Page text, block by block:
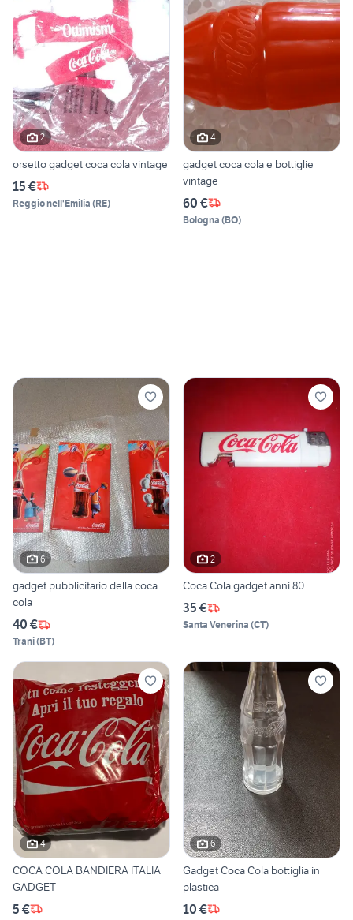
2
orsetto gadget coca cola vintage
15 €
Reggio nell'Emilia (RE)
4
gadget coca cola e bottiglie
vintage
60 €
Bologna (BO)
6
gadget pubblicitario della coca
cola
40 €
Trani(BT)
2
Coca Cola gadget anni 80
35 €
Santa Venerina (CT)
4
COCA COLA BANDIERA ITALIA
GADGET
5 €
6
Gadget Coca Cola bottiglia in
plastica
10 €